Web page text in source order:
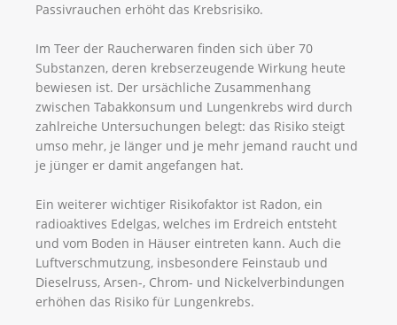
Passivrauchen erhöht das Krebsrisiko.
Im Teer der Raucherwaren finden sich über 70
Substanzen, deren krebserzeugende Wirkung heute
bewiesen ist. Der ursächliche Zusammenhang
zwischen Tabakkonsum und Lungenkrebs wird durch
zahlreiche Untersuchungen belegt: das Risiko steigt
umso mehr, je länger und je mehr jemand raucht und
je jünger er damit angefangen hat.
Ein weiterer wichtiger Risikofaktor ist Radon, ein
radioaktives Edelgas, welches im Erdreich entsteht
und vom Boden in Häuser eintreten kann. Auch die
Luftverschmutzung, insbesondere Feinstaub und
Dieselruss, Arsen-, Chrom- und Nickelverbindungen
erhöhen das Risiko für Lungenkrebs.